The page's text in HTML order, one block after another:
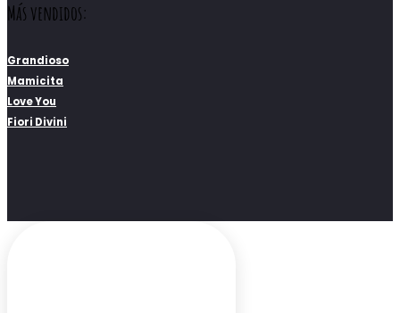
Más vendidos:
Grandioso
Mamicita
Love You
Fiori Divini